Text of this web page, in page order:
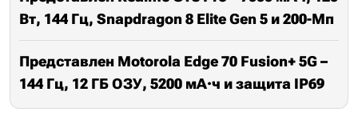
Вт, 144 Гц, Snapdragon 8 Elite Gen 5 и 200-Мп
Представлен Motorola Edge 70 Fusion+ 5G –
144 Гц, 12 ГБ ОЗУ, 5200 мА·ч и защита IP69